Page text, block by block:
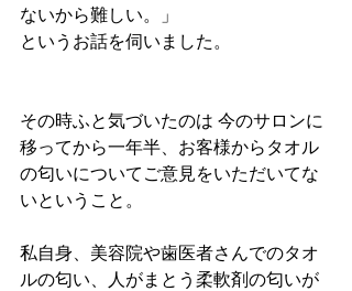
ないから難しい。」
というお話を伺いました。
その時ふと気づいたのは 今のサロンに
移ってから一年半、お客様からタオル
の匂いについてご意見をいただいてな
いということ。
私自身、美容院や歯医者さんでのタオ
ルの匂い、人がまとう柔軟剤の匂いが